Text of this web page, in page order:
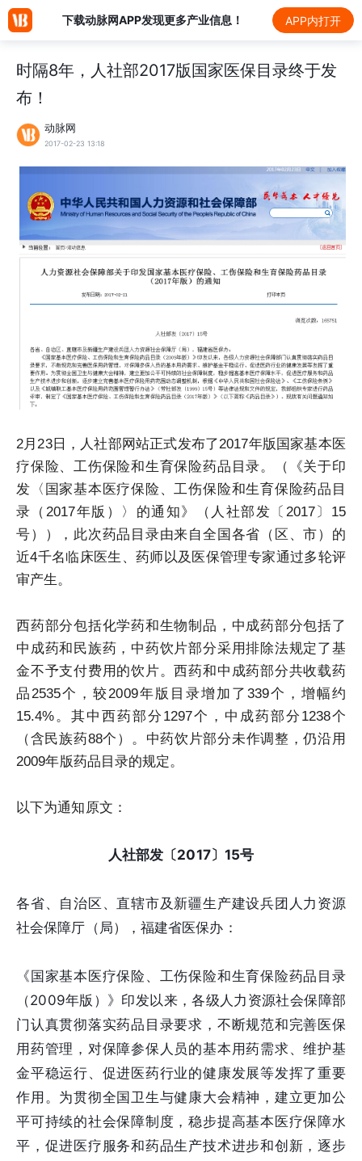
下载动脉网APP发现更多产业信息！ APP内打开
时隔8年，人社部2017版国家医保目录终于发
布！
动脉网
2017-02-23 13:18
2月23日，人社部网站正式发布了2017年版国家基本医
疗保险、工伤保险和生育保险药品目录。（《关于印
发〈国家基本医疗保险、工伤保险和生育保险药品目
录（2017年版）〉的通知》（人社部发〔2017〕15
号）），此次药品目录由来自全国各省（区、市）的
近4千名临床医生、药师以及医保管理专家通过多轮评
审产生。
西药部分包括化学药和生物制品，中成药部分包括了
中成药和民族药，中药饮片部分采用排除法规定了基
金不予支付费用的饮片。西药和中成药部分共收载药
品2535个，较2009年版目录增加了339个，增幅约
15.4%。其中西药部分1297个，中成药部分1238个
（含民族药88个）。中药饮片部分未作调整，仍沿用
2009年版药品目录的规定。
以下为通知原文：
人社部发〔2017〕15号
各省、自治区、直辖市及新疆生产建设兵团人力资源
社会保障厅（局），福建省医保办：
《国家基本医疗保险、工伤保险和生育保险药品目录
（2009年版）》印发以来，各级人力资源社会保障部
门认真贯彻落实药品目录要求，不断规范和完善医保
用药管理，对保障参保人员的基本用药需求、维护基
金平稳运行、促进医药行业的健康发展等发挥了重要
作用。为贯彻全国卫生与健康大会精神，建立更加公
平可持续的社会保障制度，稳步提高基本医疗保障水
平，促进医疗服务和药品生产技术进步和创新，逐步